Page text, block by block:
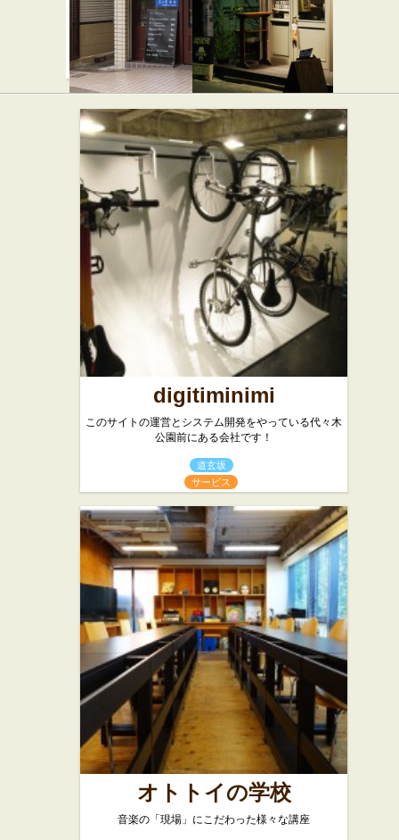
神山バル
セバスチ
ャン ★☆☆
西洋料理
ME ME ME
★☆☆
カフェ・喫茶店
digitiminimi
このサイトの運営とシステム開発をやっている代々木
公園前にある会社です！
道玄坂
サービス
オトトイの学校
音楽の「現場」にこだわった様々な講座